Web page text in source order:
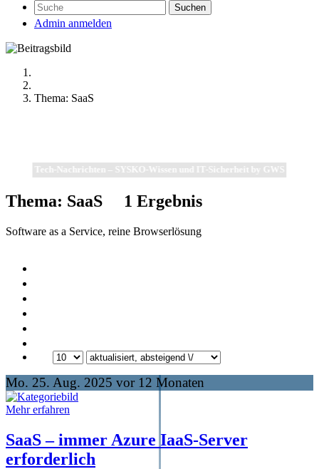
Suchen
Admin anmelden
Thema: SaaS
Tech-Nachrichten – SYSKO-Wissen und IT-Sicherheit by GWS
Thema: SaaS 1 Ergebnis
Software as a Service, reine Browserlösung
Mo. 25. Aug. 2025 vor 12 Monaten
Mehr erfahren
SaaS – immer Azure IaaS-Server
erforderlich